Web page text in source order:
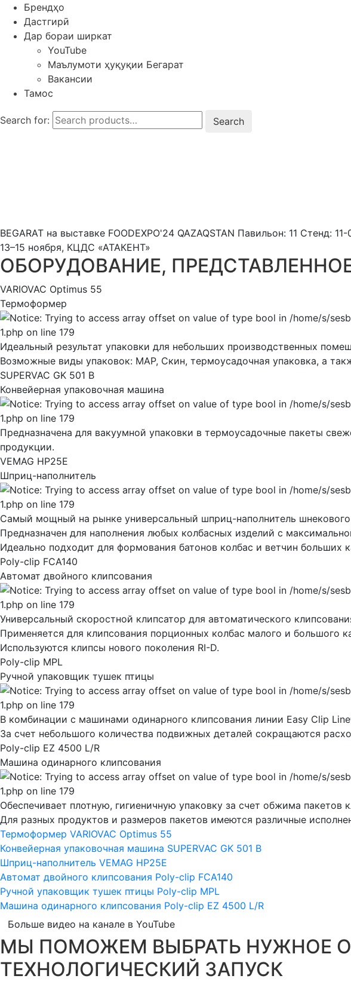
Брендҳо
Дастгирӣ
Дар бораи ширкат
YouTube
Маълумоти ҳуқуқии Бегарат
Вакансии
Тамос
Search for:
BEGARAT на выставке FOODEXPO'24 QAZAQSTAN Павильон: 11 Стенд: 11-
13–15 ноября, КЦДС «АТАКЕНТ»
ОБОРУДОВАНИЕ,
VARIOVAC Optimus 55
Термоформер
Идеальный результат упаковки для небольших производственных
Возможные виды упаковок: MAP, Скин, термоусадочная упаковка, а
SUPERVAC GK 501 B
Конвейерная упаковочная машина
Предназначена для вакуумной упаковки в термоусадочные пакеты
продукции.
VEMAG HP25E
Шприц-наполнитель
Самый мощный на рынке универсальный шприц-наполнитель шнекового
Предназначен для наполнения любых колбасных изделий с
Идеально подходит для формования батонов колбас и ветчин больших
Poly-clip FCA140
Автомат двойного клипсования
Универсальный скоростной клипсатор для автоматического
Применяется для клипсования порционных колбас малого и большого
Используются клипсы нового поколения RI-D.
Poly-clip MPL
Ручной упаковщик тушек птицы
В комбинации с машинами одинарного клипсования линии Easy Clip
За счет небольшого количества подвижных деталей сокращаются
Poly-clip EZ 4500 L/R
Машина одинарного клипсования
Обеспечивает плотную, гигиеничную упаковку за счет обжима пакетов
Для разных продуктов и размеров пакетов имеются различные
Термоформер VARIOVAC Optimus 55
Конвейерная упаковочная машина SUPERVAC GK 501 B
Шприц-наполнитель VEMAG HP25E
Автомат двойного клипсования Poly-clip FCA140
Ручной упаковщик тушек птицы Poly-clip MPL
Машина одинарного клипсования Poly-clip EZ 4500 L/R
Больше видео на канале в YouTube
МЫ ПОМОЖЕМ ВЫБРАТЬ НУЖНОЕ
ТЕХНОЛОГИЧЕСКИЙ ЗАПУСК